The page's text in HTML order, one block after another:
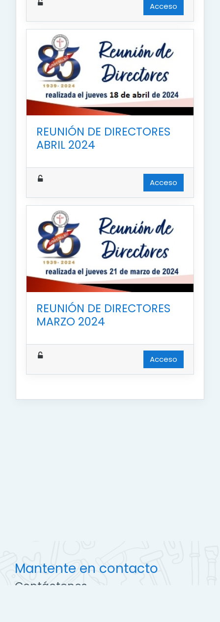
Acceso
REUNIÓN DE DIRECTORES
ABRIL 2024
Acceso
REUNIÓN DE DIRECTORES
MARZO 2024
Acceso
Mantente en contacto
Contáctenos